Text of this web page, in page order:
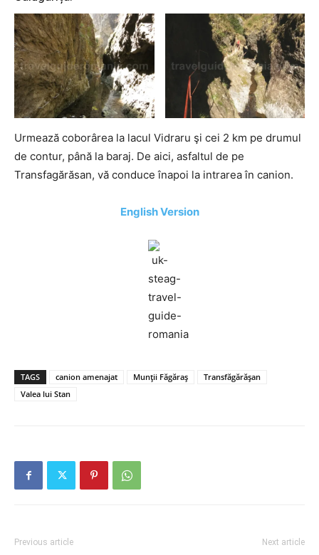
Urmează coborârea la lacul Vidraru şi cei 2 km pe drumul
de contur, până la baraj. De aici, asfaltul de pe
Transfagărăsan, vă conduce înapoi la intrarea în canion.
English Version
TAGS canion amenajat Munţii Făgăraş
Transfăgărăşan
Valea lui Stan
Previous article Next article